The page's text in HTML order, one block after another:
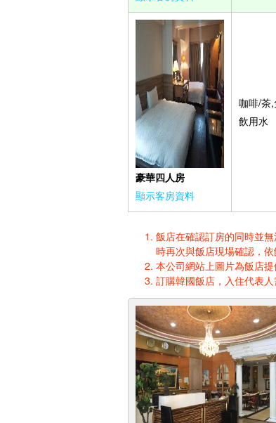
豪華四人房
顯示客房資料
咖啡/茶
飲用水
飯店在確認訂房的同時並
時再次與飯店現場確認，依
本公司網站上圖片為飯店
訂購韓國飯店，入住代表人